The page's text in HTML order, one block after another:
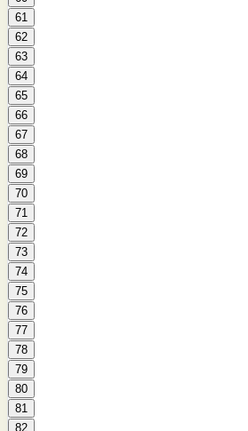
61
62
63
64
65
66
67
68
69
70
71
72
73
74
75
76
77
78
79
80
81
82